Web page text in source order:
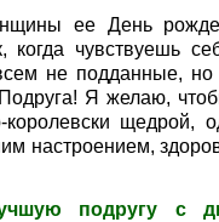
ее День
когда чувствуешь
не подданные, но
Я желаю,
щедрой,
настроением,
подругу с